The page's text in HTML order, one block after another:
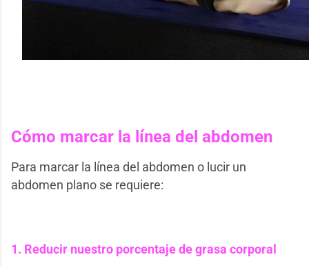
Cómo marcar la línea del abdomen
Para marcar la línea del abdomen o lucir un
abdomen plano se requiere:
1. Reducir nuestro porcentaje de grasa corporal